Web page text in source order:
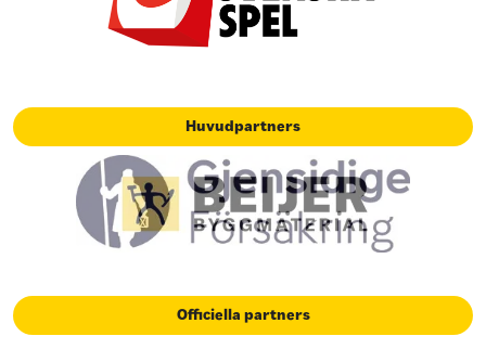
Huvudpartners
Officiella partners